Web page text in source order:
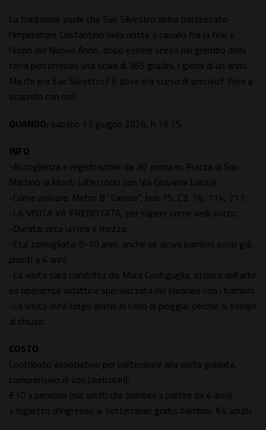
La tradizione vuole che San Silvestro abbia battezzato
l'Imperatore Costantino nella notte a cavallo fra la fine e
l'inizio del Nuovo Anno, dopo essere sceso nel grembo della
terra percorrendo una scala di 365 gradini, i giorni di un anno.
Ma chi era San Silvestro? E dove era sceso di preciso? Vieni a
scoprirlo con noi!
QUANDO: sabato 13 giugno 2026, h 16.15.
INFO
-Accoglienza e registrazioni: da 30' prima in: Piazza di San
Martino ai Monti (all'incrocio con Via Giovanni Lanza).
-Come arrivare: Metro B "Cavour", bus 75, C3, 16, 714, 717.
-LA VISITA VA PRENOTATA, per sapere come vedi sotto.
-Durata: circa un'ora e mezza.
-Eta' consigliata: 5-10 anni, anche se alcuni bambini sono già
pronti a 4 anni.
-La visita sarà condotta da: Mara Contiguglia, storica dell'arte
ed operatrice didattica specializzata nel lavorare con i bambini.
-La visita avrà luogo anche in caso di pioggia, perché si svolge
al chiuso.
COSTO
Contributo associativo per partecipare alla visita guidata,
comprensivo di vox (auricolari):
€10 a persona (sia adulti che bambini a partire da 4 anni)
+ biglietto d'ingresso ai sotterranei: gratis bambini, €4 adulti.